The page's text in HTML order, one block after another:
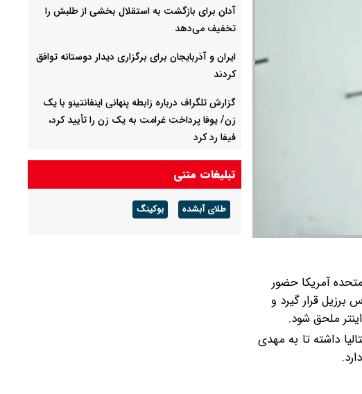
آمریکا حضور
و از ساعت ۰۱:۳۰ رو در روی تیم پالمیراس برزیل قرار گیرد و
ملحق شود.
داشته تا به مهدی
آدان برای بازگشت به استقلال بخشی از طلبش را
تخفیف می‌دهد
ایران و آذربایجان برای برگزاری دیدار دوستانه توافق
کردند
گزارش تلگراف درباره زابطه پنهانی اینفانتینو با یک
زن/ یوفا پرداخت غرامت به یک زن را تأیید کرد،
فیفا رد کرد
پدر لیونل مسی درگذشت + عکس
مدیران بارسلونا به نهایی شدن انتقال رودری از
منچسترسیتی خوش‌بین هستند
تبلیغات متنی
طلای آبشده بوکینگ